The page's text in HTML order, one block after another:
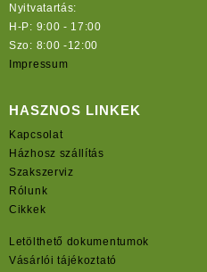
Nyitvatartás:
H-P: 9:00 - 17:00
Szo: 8:00 -12:00
Impressum
HASZNOS LINKEK
Kapcsolat
Házhosz szállítás
Szakszerviz
Rólunk
Cikkek
Letölthető dokumentumok
Vásárlói tájékoztató